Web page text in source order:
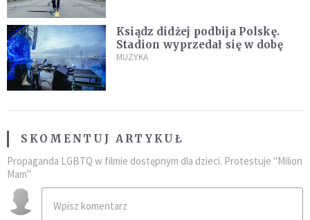
Ksiądz didżej podbija Polskę.
Stadion wyprzedał się w dobę
MUZYKA
SKOMENTUJ ARTYKUŁ
Propaganda LGBTQ w filmie dostępnym dla dzieci. Protestuje "Milion
Mam"